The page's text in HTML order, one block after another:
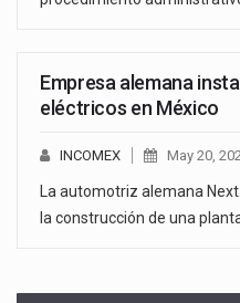
Empresa alemana
eléctricos en México
INCOMEX May 20,
La automotriz alemana
la construcción de una